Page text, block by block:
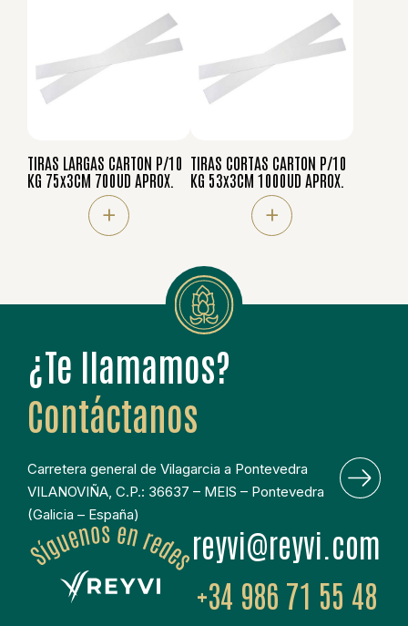
TIRAS LARGAS CARTON P/10
KG 75x3CM 700UD APROX.
+
TIRAS CORTAS CARTON P/10
KG 53x3CM 1000UD APROX.
+
¿Te llamamos?
Contáctanos
Carretera general de Vilagarcia a Pontevedra
VILANOVIÑA, C.P.: 36637 – MEIS – Pontevedra
(Galicia – España)
moc.ivyer@ivyer
+34 986 71 55 48